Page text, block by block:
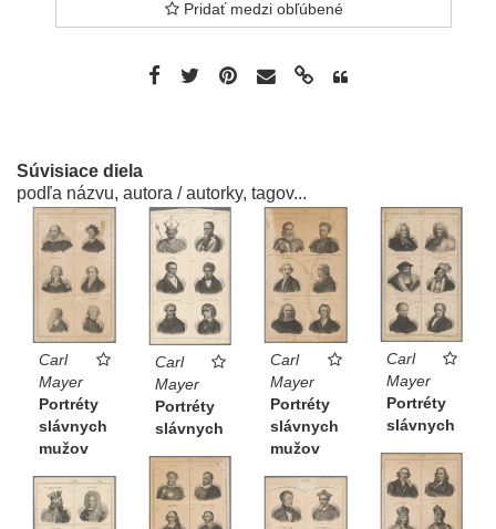
Pridať medzi obľúbené
Súvisiace diela
podľa názvu, autora / autorky, tagov...
Carl
Mayer
Portréty
slávnych
mužov
Carl
Mayer
Portréty
slávnych
Carl
Mayer
Portréty
slávnych
mužov
Carl
Mayer
Portréty
slávnych